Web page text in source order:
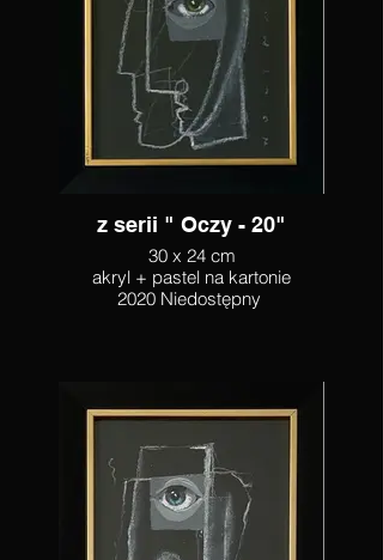
z serii " Oczy - 20"
30 x 24 cm
akryl + pastel na kartonie
2020 Niedostępny